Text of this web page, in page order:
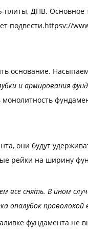
ДПВ.
подвести.httpsv://
основание.
и армирования
они будут
рейки на ширину
снять. В ином
опалубок
фундамента не